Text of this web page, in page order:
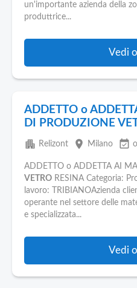
un'importante azienda della
produttrice...
Vedi
ADDETTO o
DI PRODUZIONE
apartment Relizont place Milano event_available
ADDETTO o ADDETTA AI
VETRO RESINA Categoria:
lavoro: TRIBIANOAzienda
operante nel settore delle
e specializzata...
Vedi